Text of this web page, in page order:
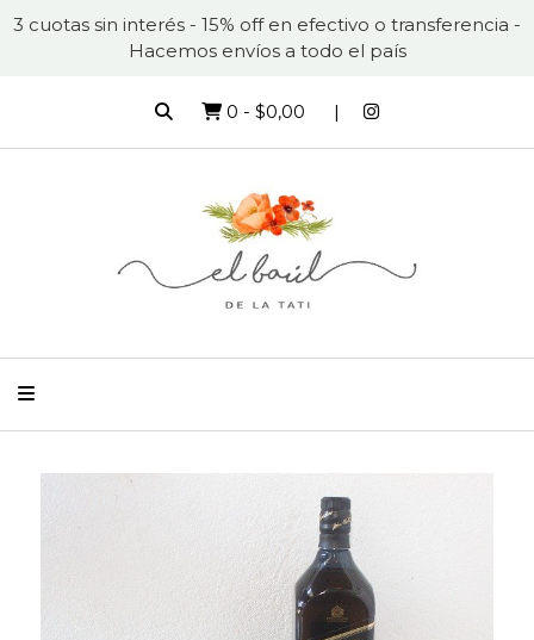
3 cuotas sin interés - 15% off en efectivo o transferencia -
Hacemos envíos a todo el país
0 - $0,00